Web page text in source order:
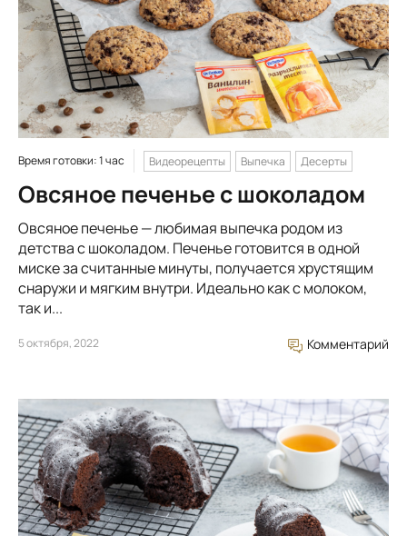
Время готовки: 1 час Видеорецепты Выпечка Десерты
Овсяное печенье с шоколадом
Овсяное печенье — любимая выпечка родом из
детства с шоколадом. Печенье готовится в одной
миске за считанные минуты, получается хрустящим
снаружи и мягким внутри. Идеально как с молоком,
так и...
5 октября, 2022 Комментарий